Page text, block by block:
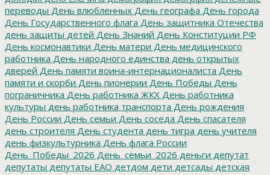
переводы День влюбленных День географа День города
День Государственного флага День защитника Отечества
день защиты детей День Знаний День Конституции РФ
День космонавтики День матери День медицинского
работника День народного единства день открытых
дверей День памяти воина-интернационалиста День
памяти и скорби День пионерии День Победы День
пограничника День работника ЖКХ День работника
культуры день работника транспорта День рождения
День России День семьи День соседа День спасателя
день строителя День студента день тигра день учителя
день физкультурника День флага России
День_Победы_2026 День_семьи_2026 деньги депутат
депутаты депутаты ЕАО детдом дети детсады детская